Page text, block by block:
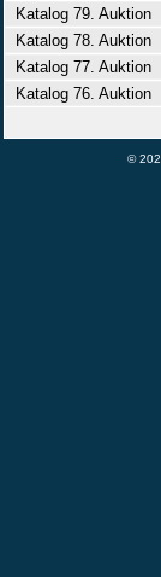
Katalog 79. Auktion
Katalog 78. Auktion
Katalog 77. Auktion
Katalog 76. Auktion
©